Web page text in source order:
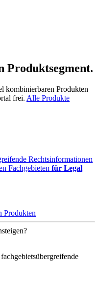
Produktsegment.
kombinierbaren Produkten
frei. Alle Produkte
Rechtsinformationen
Fachgebieten für Legal
Produkten